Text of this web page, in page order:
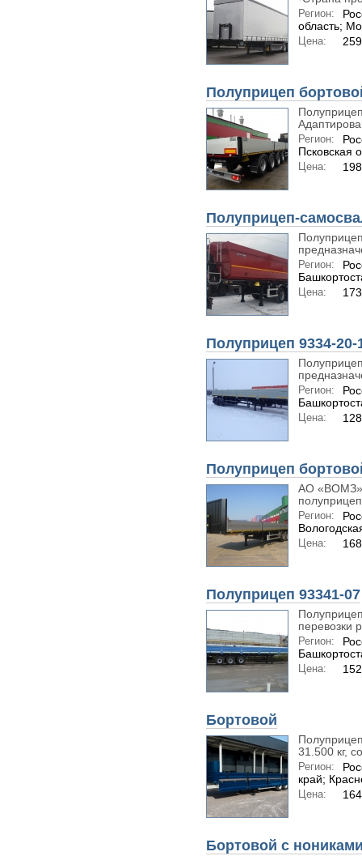
Регион:
область;
Цена:
Полуприцеп
Регион:
Псковская
Цена:
Полуприцеп-
Регион:
Цена:
Полуприцеп 9334-20-
Регион:
Цена:
Полуприцеп
АО «ВОМЗ»
Регион:
Цена:
Полуприцеп 93341-07
перевозки
Регион:
Цена:
Бортовой
31.500 кг,
Регион:
край;
Цена:
Бортовой с